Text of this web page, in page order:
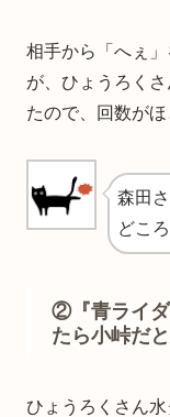
相手から「へぇ
が、ひょうろく
たので、回数が
森田
どこ
②『青ライダ
たら小峠だ
ひょうろくさん